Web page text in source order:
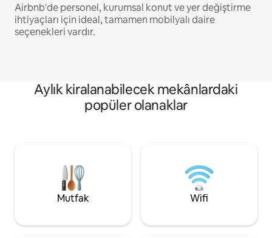
Airbnb'de personel, kurumsal konut ve yer değiştirme
ihtiyaçları için ideal, tamamen mobilyalı daire
seçenekleri vardır.
Aylık kiralanabilecek mekânlardaki
popüler olanaklar
Mutfak Wifi